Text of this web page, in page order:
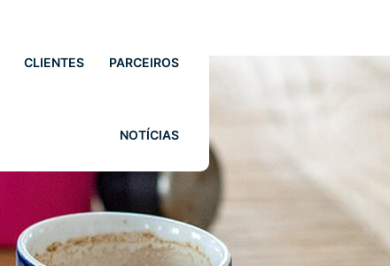
CLIENTES PARCEIROS
NOTÍCIAS